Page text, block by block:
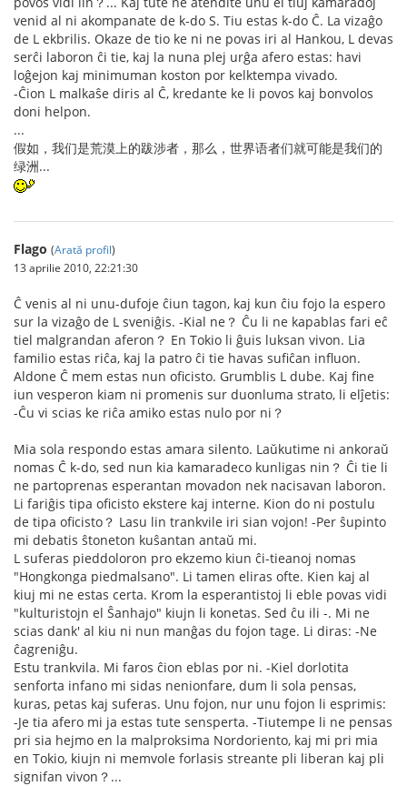
venid al ni akompanate de k-do S. Tiu estas k-do Ĉ. La vizaĝo
de L ekbrilis. Okaze de tio ke ni ne povas iri al Hankou, L devas
serĉi laboron ĉi tie, kaj la nuna plej urĝa afero estas: havi
loĝejon kaj minimuman koston por kelktempa vivado.
-Ĉion L malkaŝe diris al Ĉ, kredante ke li povos kaj bonvolos
doni helpon.
...
假如，我们是荒漠上的跋涉者，那么，世界语者们就可能是我们的
绿洲...
Flago (Arată profil)
13 aprilie 2010, 22:21:30
Ĉ venis al ni unu-dufoje ĉiun tagon, kaj kun ĉiu fojo la espero
sur la vizaĝo de L sveniĝis. -Kial ne？ Ĉu li ne kapablas fari eĉ
tiel malgrandan aferon？ En Tokio li ĝuis luksan vivon. Lia
familio estas riĉa, kaj la patro ĉi tie havas sufiĉan influon.
Aldone Ĉ mem estas nun oficisto. Grumblis L dube. Kaj fine
iun vesperon kiam ni promenis sur duonluma strato, li elĵetis:
-Ĉu vi scias ke riĉa amiko estas nulo por ni？
Mia sola respondo estas amara silento. Laŭkutime ni ankoraŭ
nomas Ĉ k-do, sed nun kia kamaradeco kunligas nin？ Ĉi tie li
ne partoprenas esperantan movadon nek nacisavan laboron.
Li fariĝis tipa oficisto ekstere kaj interne. Kion do ni postulu
de tipa oficisto？ Lasu lin trankvile iri sian vojon! -Per ŝupinto
mi debatis ŝtoneton kuŝantan antaŭ mi.
L suferas pieddoloron pro ekzemo kiun ĉi-tieanoj nomas
"Hongkonga piedmalsano". Li tamen eliras ofte. Kien kaj al
kiuj mi ne estas certa. Krom la esperantistoj li eble povas vidi
"kulturistojn el Ŝanhajo" kiujn li konetas. Sed ĉu ili -. Mi ne
scias dank' al kiu ni nun manĝas du fojon tage. Li diras: -Ne
ĉagreniĝu.
Estu trankvila. Mi faros ĉion eblas por ni. -Kiel dorlotita
senforta infano mi sidas nenionfare, dum li sola pensas,
kuras, petas kaj suferas. Unu fojon, nur unu fojon li esprimis:
-Je tia afero mi ja estas tute sensperta. -Tiutempe li ne pensas
pri sia hejmo en la malproksima Nordoriento, kaj mi pri mia
en Tokio, kiujn ni memvole forlasis streante pli liberan kaj pli
signifan vivon？...